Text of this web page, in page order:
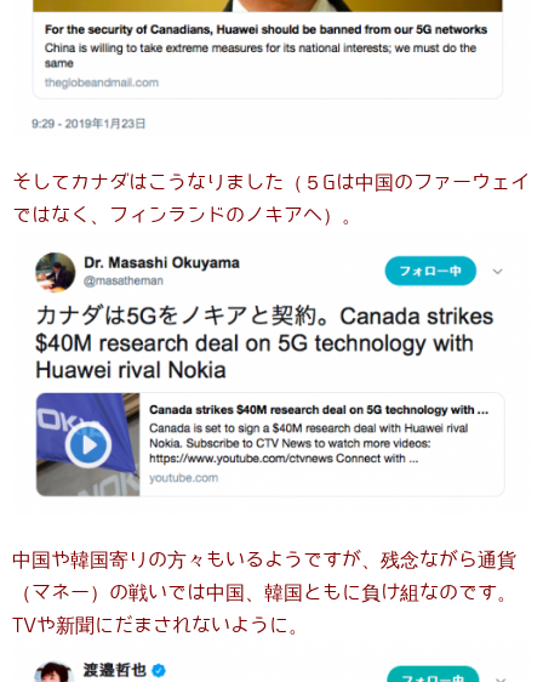
そしてカナダはこうなりました（５Gは中国のファーウェイ
ではなく、フィンランドのノキアへ）。
中国や韓国寄りの方々もいるようですが、残念ながら通貨
（マネー）の戦いでは中国、韓国ともに負け組なのです。
TVや新聞にだまされないように。